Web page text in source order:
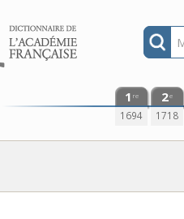
au contenu
1 re
1694
2e
1718